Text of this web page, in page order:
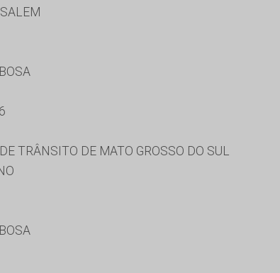
TRÂNSITO DE MATO GROSSO DO SUL